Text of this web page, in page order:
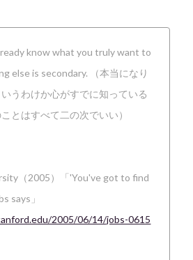
know what you truly want to
else is secondary. （本当になり
うわけか心がすでに知っている
とはすべて二の次でいい）
（2005）「'You've got to find
says」
2005/06/14/jobs-0615